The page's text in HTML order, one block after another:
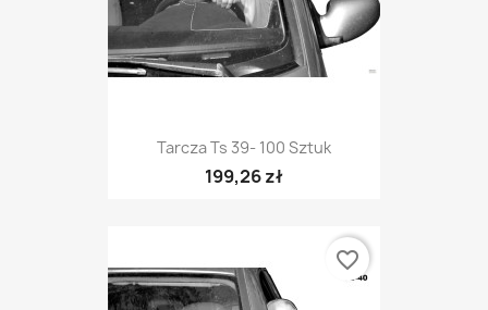
Tarcza Ts 39- 100 Sztuk
199,26 zł
favorite_border